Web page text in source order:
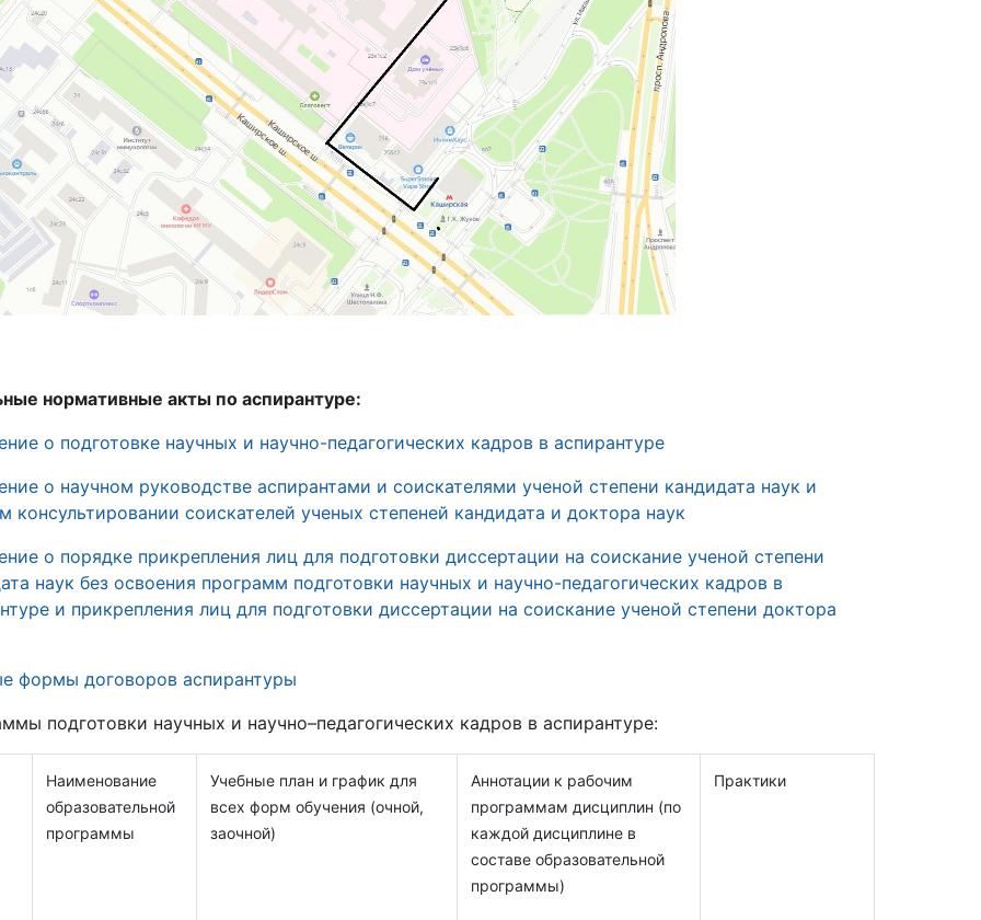
нормативные акты по аспирантуре:
о подготовке научных и научно-педагогических кадров в аспирантуре
о научном руководстве аспирантами и соискателями ученой степени кандидата наук и
консультировании соискателей ученых степеней кандидата и доктора наук
о порядке прикрепления лиц для подготовки диссертации на соискание ученой степени
наук без освоения программ подготовки научных и научно-педагогических кадров в
и прикрепления лиц для подготовки диссертации на соискание ученой степени доктора
формы договоров аспирантуры
подготовки научных и научно–педагогических кадров в аспирантуре:
Наименование
образовательной
программы
Учебные план и график для
всех форм обучения (очной,
заочной)
Аннотации к рабочим
программам дисциплин (по
каждой дисциплине в
составе образовательной
программы)
Практики